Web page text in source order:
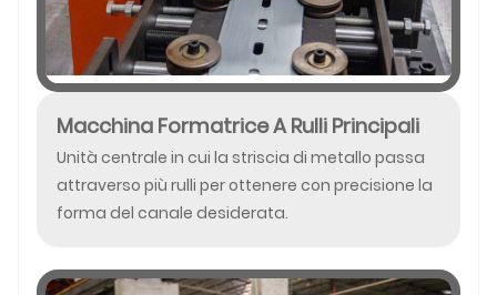
Macchina Formatrice A Rulli Principali
Unità centrale in cui la striscia di metallo passa
attraverso più rulli per ottenere con precisione la
forma del canale desiderata.